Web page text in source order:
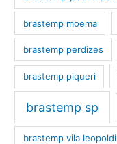
brastemp moema
brastemp perdizes
brastemp piqueri
brastemp sp
brastemp vila